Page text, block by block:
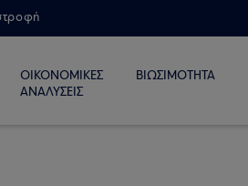
ΟΙΚΟΝΟΜΙΚΕΣ
ΑΝΑΛΥΣΕΙΣ
ΒΙΩΣΙΜΟΤΗΤΑ